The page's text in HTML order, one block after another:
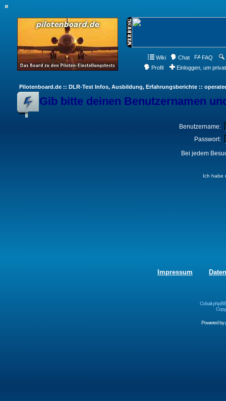
Wiki Chat FAQ
Profil
Einloggen, um
Pilotenboard.de :: DLR-Test Infos, Ausbildung, Erfahrungsberichte ::
Gib bitte deinen Benutzernamen
Benutzername:
Passwort:
Bei jedem
Ich habe
Impressum
Cobalt
Powered by